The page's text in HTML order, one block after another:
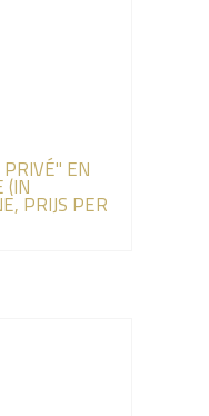
EN
(IN
PRIJS PER